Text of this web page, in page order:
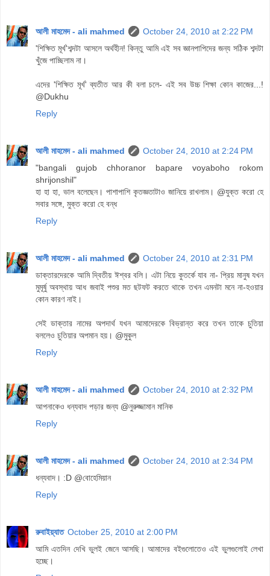
আলী মাহমেদ - ali mahmed
October 24, 2010 at 2:22 PM
'শিক্ষিত মূর্খ'শব্দটা আসলে অর্থহীন! কিন্তু আমি এই সব জ্ঞানপাপিদের জন্য সঠিক শব্দটা
খুঁজে পাচ্ছিলাম না।
এদের 'শিক্ষিত মূর্খ' ব্যতীত আর কী বলা চলে- এই সব উচ্চ শিক্ষা কোন কাজের...!
@Dukhu
Reply
আলী মাহমেদ - ali mahmed
October 24, 2010 at 2:24 PM
"bangali gujob chhoranor bapare voyaboho rokom
shrijonshil"
হা হা হা, ভাল বলেছেন। পাশাপাশি কৃতজ্ঞতাটাও জানিয়ে রাখলাম। @যুক্ত করো হে
সবার সঙ্গে, মুক্ত করো হে বন্ধ
Reply
আলী মাহমেদ - ali mahmed
October 24, 2010 at 2:31 PM
ডাক্তারদেরকে আমি দ্বিতীয় ঈশ্বর বলি। এটা নিয়ে কুতর্কে যাব না- প্রিয় মানুষ যখন
মুমূর্ষু অবস্থায় আধ জবাই পশুর মত ছটফট করতে থাকে তখন এমনটা মনে না-হওয়ার
কোন কারণ নাই।
সেই ডাক্তার নামের অপদার্থ যখন আমাদেরকে বিভ্রান্ত করে তখন তাকে চুতিয়া
বললেও চুতিয়ার অপমান হয়। @মুকুল
Reply
আলী মাহমেদ - ali mahmed
October 24, 2010 at 2:32 PM
আপনাকেও ধন্যবাদ পড়ার জন্য @নুরুজ্জামান মানিক
Reply
আলী মাহমেদ - ali mahmed
October 24, 2010 at 2:34 PM
ধন্যবাদ। :D @বোহেমিয়ান
Reply
রুবাইয়্যাত October 25, 2010 at 2:00 PM
আমি এতদিন দেখি ভুলই জেনে আসছি। আমাদের বইগুলোতেও এই ভুলগুলোই লেখা
হচ্ছে।